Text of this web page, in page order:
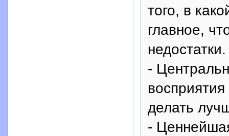
того, в
главное,
недостатки.
-
делать
-